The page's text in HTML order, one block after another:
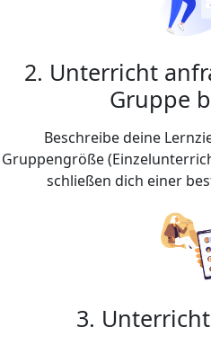
2. Unterricht
Gruppe
Beschreibe deine
Gruppengröße
schließen dich einer
3.